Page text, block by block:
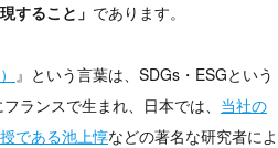
すること」 であります。
』という言葉は、SDGs・ESGという
ランスで生まれ、日本では、 当社の
である池上惇などの著名な研究者によ